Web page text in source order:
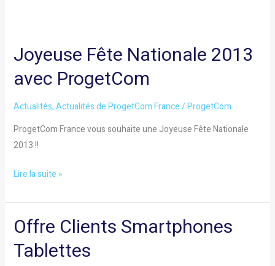
Joyeuse Fête Nationale 2013
avec ProgetCom
Actualités,Actualités de ProgetCom France/ProgetCom
ProgetCom France vous souhaite une Joyeuse Fête Nationale
2013 !!
Joyeuse
Nationale
ProgetCom
Lire la suite »
Offre Clients Smartphones
Tablettes
Offre
Smartphones